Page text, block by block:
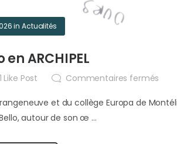
inActualités
ARCHIPEL
1 Like Post Commentaires fermés
et du collège Europa de
autour de son œ ...